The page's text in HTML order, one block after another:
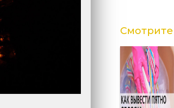
Смотрите